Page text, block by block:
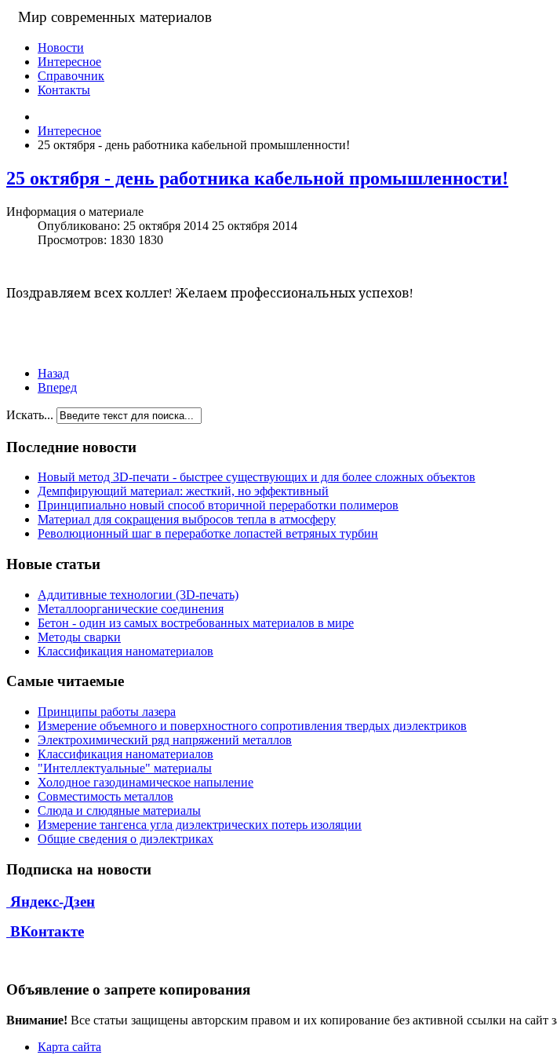
Мир современных материалов
Новости
Интересное
Справочник
Контакты
Интересное
25 октября - день работника кабельной промышленности!
25 октября - день работника кабельной промышленности!
Информация о материале
Опубликовано: 25 октября 2014 25 октября 2014
Просмотров: 1830 1830
Поздравляем всех коллег! Желаем профессиональных успехов!
Назад
Вперед
Искать...
Последние новости
Новый метод 3D-печати - быстрее существующих и для более сложных объектов
Демпфирующий материал: жесткий, но эффективный
Принципиально новый способ вторичной переработки полимеров
Материал для сокращения выбросов тепла в атмосферу
Революционный шаг в переработке лопастей ветряных турбин
Новые статьи
Аддитивные технологии (3D-печать)
Металлоорганические соединения
Бетон - один из самых востребованных материалов в мире
Методы сварки
Классификация наноматериалов
Самые читаемые
Принципы работы лазера
Измерение объемного и поверхностного сопротивления твердых диэлектриков
Электрохимический ряд напряжений металлов
Классификация наноматериалов
"Интеллектуальные" материалы
Холодное газодинамическое напыление
Совместимость металлов
Слюда и слюдяные материалы
Измерение тангенса угла диэлектрических потерь изоляции
Общие сведения о диэлектриках
Подписка на новости
Яндекс-Дзен
ВКонтакте
Объявление о запрете копирования
Внимание! Все статьи защищены авторским правом и их копирование без активной ссылки на сайт
Карта сайта